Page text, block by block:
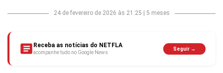
24 de fevereiro de 2026 às 21:25 5 meses
Receba as notícias do NETFLA
acompanhe tudo no Google News
Seguir →